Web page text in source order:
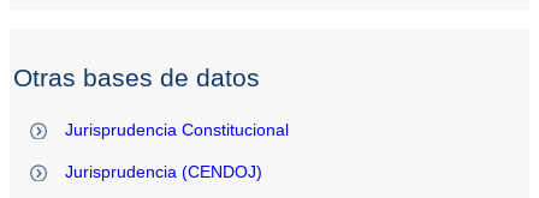
Otras bases de datos
Jurisprudencia Constitucional
Jurisprudencia (CENDOJ)